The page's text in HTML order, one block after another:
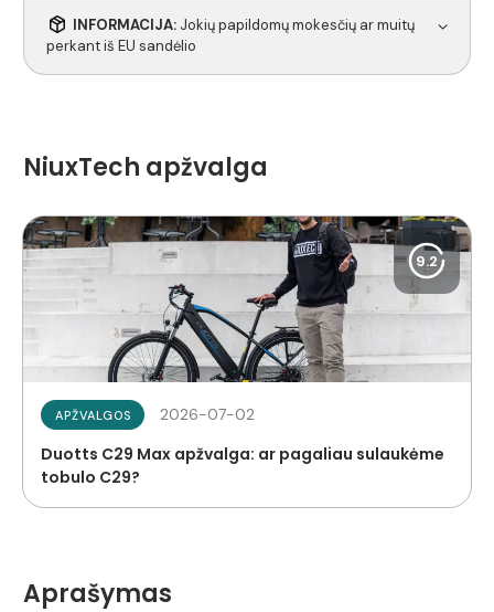
INFORMACIJA: Jokių papildomų mokesčių ar muitų
perkant iš EU sandėlio
NiuxTech apžvalga
9.2
APŽVALGOS 2026-07-02
Duotts C29 Max apžvalga: ar pagaliau sulaukėme
tobulo C29?
Aprašymas